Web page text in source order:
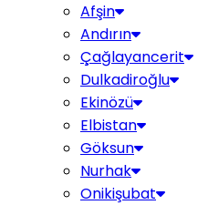
Afşin
Andırın
Çağlayancerit
Dulkadiroğlu
Ekinözü
Elbistan
Göksun
Nurhak
Onikişubat